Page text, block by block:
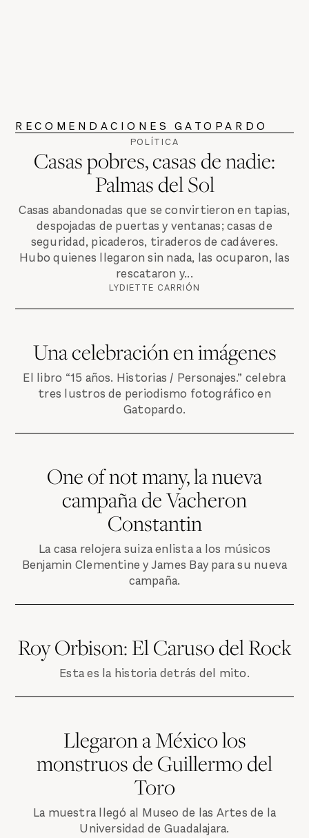
RECOMENDACIONES GATOPARDO
POLÍTICA
Casas pobres, casas de nadie:
Palmas del Sol
Casas abandonadas que se convirtieron en tapias,
despojadas de puertas y ventanas; casas de
seguridad, picaderos, tiraderos de cadáveres.
Hubo quienes llegaron sin nada, las ocuparon, las
rescataron y...
LYDIETTE CARRIÓN
Una celebración en imágenes
El libro “15 años. Historias / Personajes.” celebra
tres lustros de periodismo fotográfico en
Gatopardo.
One of not many, la nueva
campaña de Vacheron
Constantin
La casa relojera suiza enlista a los músicos
Benjamin Clementine y James Bay para su nueva
campaña.
Roy Orbison: El Caruso del Rock
Esta es la historia detrás del mito.
Llegaron a México los
monstruos de Guillermo del
Toro
La muestra llegó al Museo de las Artes de la
Universidad de Guadalajara.